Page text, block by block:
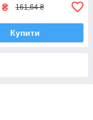
₴ 161,64 ₴
Купити